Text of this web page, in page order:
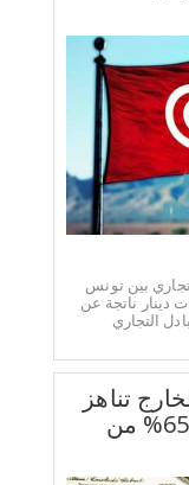
التجاري بين تونس
13 مليار دينار، منها 6 مليارات دينار ناتجة عن
يمثل 46% من التبادل التجاري
تناهز
7 الاف مليون دينار.. وتغطي 65% من